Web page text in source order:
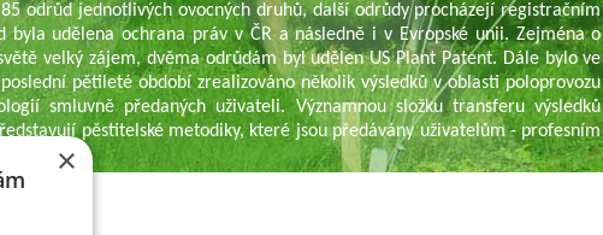
odrůd jednotlivých ovocných druhů, další odrůdy procházejí registračním
byla udělena ochrana práv v ČR a následně i v Evropské unii. Zejména o
velký zájem, dvěma odrůdám byl udělen US Plant Patent. Dále bylo ve
poslední pětileté období zrealizováno několik výsledků v oblasti poloprovozu
smluvně předaných uživateli. Významnou složku transferu výsledků
pěstitelské metodiky, které jsou předávány uživatelům - profesním
×